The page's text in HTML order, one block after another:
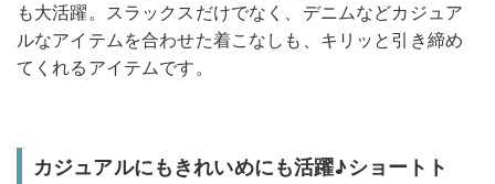
も大活躍。スラックスだけでなく、デニムなどカジュア
ルなアイテムを合わせた着こなしも、キリッと引き締め
てくれるアイテムです。
カジュアルにもきれいめにも活躍♪ショートト